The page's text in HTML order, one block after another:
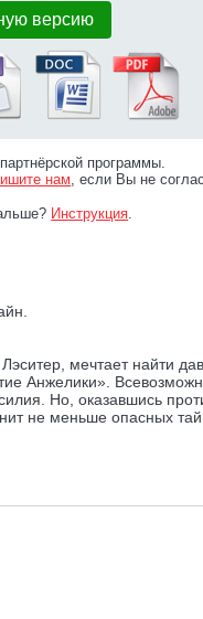
версию
программы.
нам, если Вы не
Инструкция.
мечтает найти
Анжелики».
Но, оказавшись
не меньше опасных